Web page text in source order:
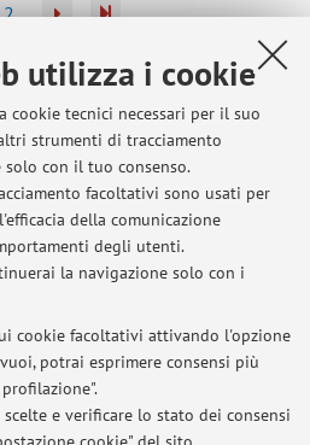
utilizza i cookie
cookie tecnici necessari per il suo
strumenti di tracciamento
con il tuo consenso.
facoltativi sono usati per
della comunicazione
degli utenti.
la navigazione solo con i
cookie facoltativi attivando l'opzione
potrai esprimere consensi più
e verificare lo stato dei consensi
2
antecedenti il 2004
avvisi
del 10/03/2026